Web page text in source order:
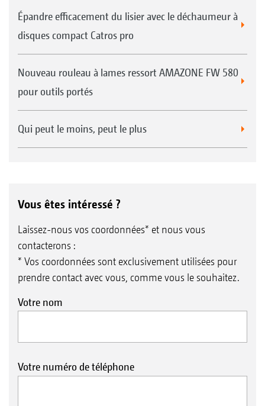
Épandre efficacement du lisier avec le déchaumeur à
disques compact Catros pro
Nouveau rouleau à lames ressort AMAZONE FW 580
pour outils portés
Qui peut le moins, peut le plus
Vous êtes intéressé ?
Laissez-nous vos coordonnées* et nous vous
contacterons :
* Vos coordonnées sont exclusivement utilisées pour
prendre contact avec vous, comme vous le souhaitez.
Votre nom
Votre numéro de téléphone